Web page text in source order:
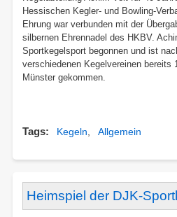
Hessischen Kegler- und Bowling-
Ehrung war verbunden mit der
silbernen Ehrennadel des HKBV.
Sportkegelsport begonnen und ist
verschiedenen Kegelvereinen bereits
Münster gekommen.
Tags Kegeln Allgemein
Heimspiel der DJK-